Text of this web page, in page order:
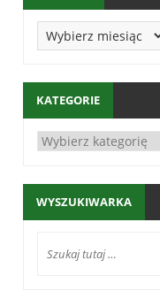
KATEGORIE
WYSZUKIWARKA